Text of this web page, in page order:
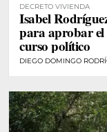
DECRETO VIVIENDA
Isabel
para aprobar el
curso político
DIEGO DOMINGO